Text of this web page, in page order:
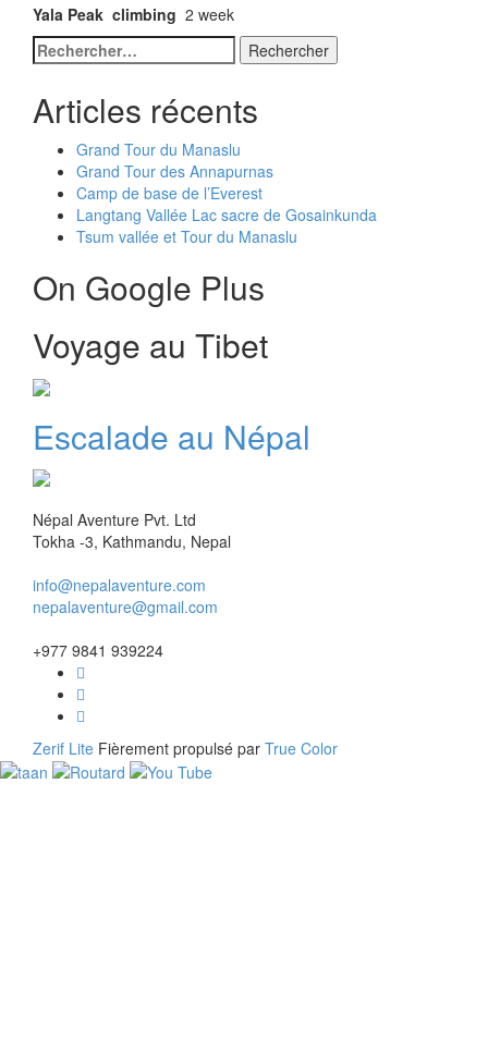
Yala Peak climbing 2 week
Rechercher :
Articles récents
Grand Tour du Manaslu
Grand Tour des Annapurnas
Camp de base de l’Everest
Langtang Vallée Lac sacre de Gosainkunda
Tsum vallée et Tour du Manaslu
On Google Plus
Voyage au Tibet
Escalade au Népal
Népal Aventure Pvt. Ltd
Tokha -3, Kathmandu, Nepal
info@nepalaventure.com
nepalaventure@gmail.com
+977 9841 939224
Zerif Lite Fièrement propulsé par True Color